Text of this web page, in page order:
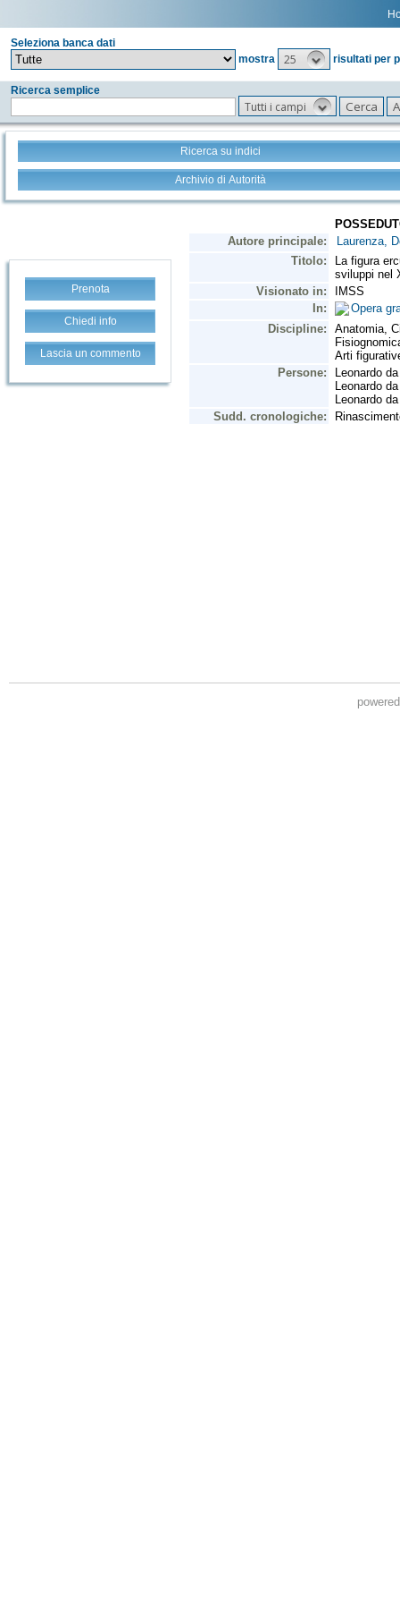
Seleziona banca dati
mostra
25 risultati per
Ricerca semplice
Tutti i campi
Ricerca su indici
Archivio di Autorità
Prenota
Chiedi info
Lascia un commento